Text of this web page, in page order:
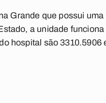
Grande que possui
a unidade
hospital são 3310.5906